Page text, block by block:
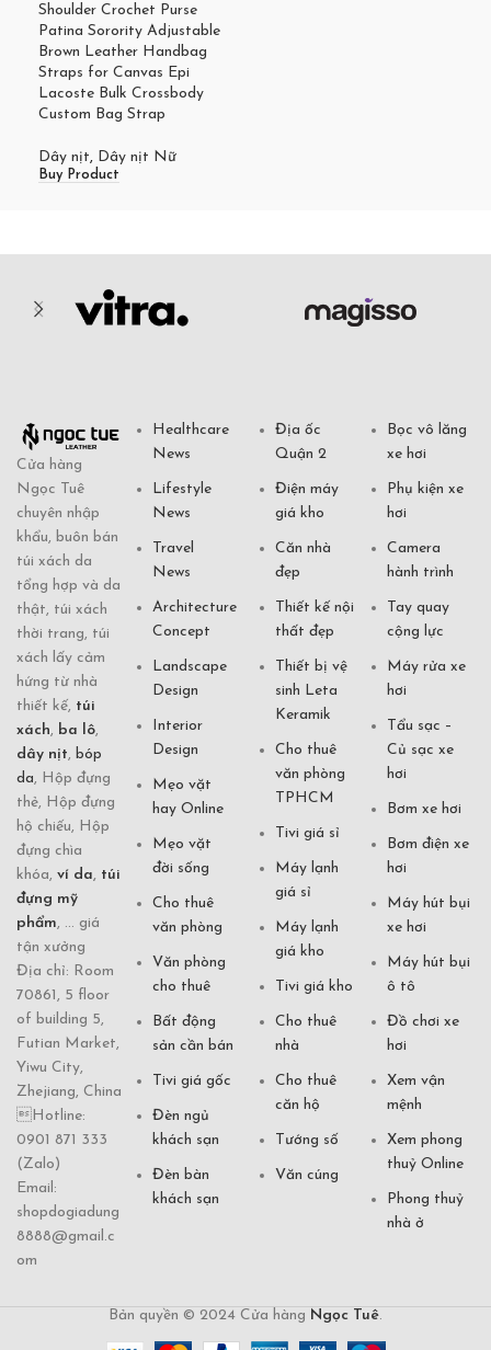
Shoulder Crochet Purse
Patina Sorority Adjustable
Brown Leather Handbag
Straps for Canvas Epi
Lacoste Bulk Crossbody
Custom Bag Strap
Dây nịt, Dây nịt Nữ
Buy Product
Cửa hàng
Ngọc Tuê
chuyên nhập
khẩu, buôn bán
túi xách da
tổng hợp và da
thật, túi xách
thời trang, túi
xách lấy cảm
hứng từ nhà
thiết kế, túi
xách, ba lô,
dây nịt, bóp
da, Hộp đựng
thẻ, Hộp đựng
hộ chiếu, Hộp
đựng chìa
khóa, ví da, túi
đựng mỹ
phẩm, ... giá
tận xưởng
Địa chỉ: Room
70861, 5 floor
of building 5,
Futian Market,
Yiwu City,
Zhejiang, China
Hotline:
0901 871 333
(Zalo)
Email:
shopdogiadung
8888@gmail.c
om
Healthcare
News
Lifestyle
News
Travel
News
Architecture
Concept
Landscape
Design
Interior
Design
Mẹo vặt
hay Online
Mẹo vặt
đời sống
Cho thuê
văn phòng
Văn phòng
cho thuê
Bất động
sản cần bán
Tivi giá gốc
Đèn ngủ
khách sạn
Đèn bàn
khách sạn
Địa ốc
Quận 2
Điện máy
giá kho
Căn nhà
đẹp
Thiết kế nội
thất đẹp
Thiết bị vệ
sinh Leta
Keramik
Cho thuê
văn phòng
TPHCM
Tivi giá sỉ
Máy lạnh
giá sỉ
Máy lạnh
giá kho
Tivi giá kho
Cho thuê
nhà
Cho thuê
căn hộ
Tướng số
Văn cúng
Bọc vô lăng
xe hơi
Phụ kiện xe
hơi
Camera
hành trình
Tay quay
cộng lực
Máy rửa xe
hơi
Tẩu sạc –
Củ sạc xe
hơi
Bơm xe hơi
Bơm điện xe
hơi
Máy hút bụi
xe hơi
Máy hút bụi
ô tô
Đồ chơi xe
hơi
Xem vận
mệnh
Xem phong
thuỷ Online
Phong thuỷ
nhà ở
Bản quyền © 2024 Cửa hàng Ngọc Tuê.